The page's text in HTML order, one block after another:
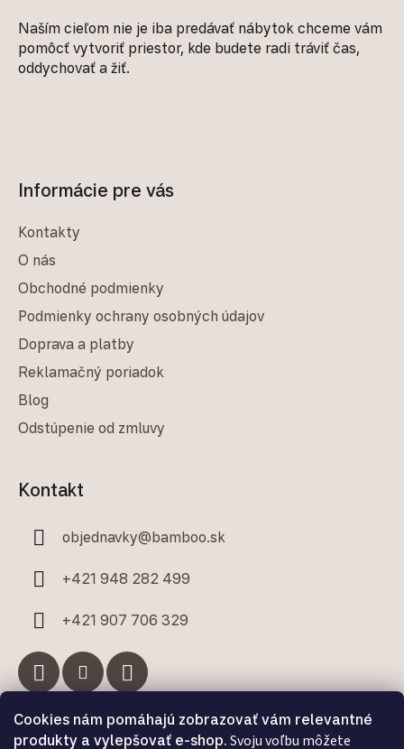
Cookies nám pomáhajú zobrazovať vám relevantné
produkty a vylepšovať e-shop. Svoju voľbu môžete
Naším cieľom nie je iba predávať nábytok chceme vám
pomôcť vytvoriť priestor, kde budete radi tráviť čas,
oddychovať a žiť.
Informácie pre vás
Kontakty
O nás
Obchodné podmienky
Podmienky ochrany osobných údajov
Doprava a platby
Reklamačný poriadok
Blog
Odstúpenie od zmluvy
Kontakt
objednavky@bamboo.sk
+421 948 282 499
+421 907 706 329
Facebook